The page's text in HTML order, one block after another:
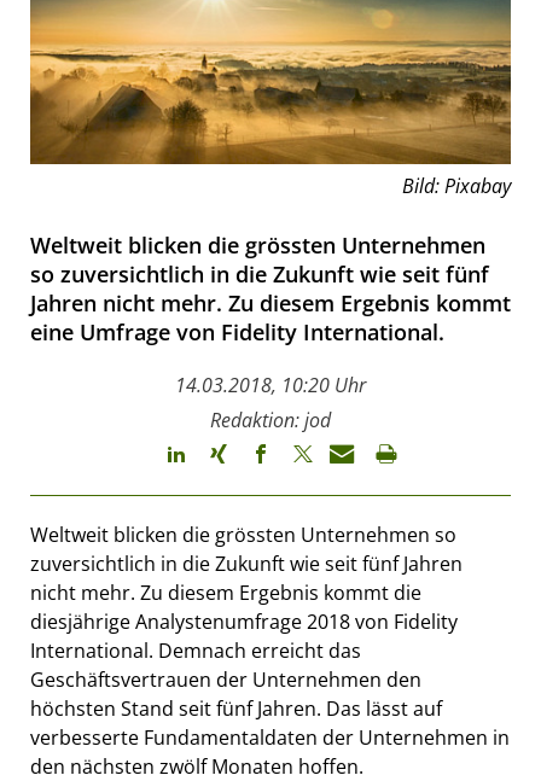
Bild: Pixabay
Weltweit blicken die grössten Unternehmen
so zuversichtlich in die Zukunft wie seit fünf
Jahren nicht mehr. Zu diesem Ergebnis kommt
eine Umfrage von Fidelity International.
14.03.2018, 10:20 Uhr
Redaktion: jod
Weltweit blicken die grössten Unternehmen so
zuversichtlich in die Zukunft wie seit fünf Jahren
nicht mehr. Zu diesem Ergebnis kommt die
diesjährige Analystenumfrage 2018 von Fidelity
International. Demnach erreicht das
Geschäftsvertrauen der Unternehmen den
höchsten Stand seit fünf Jahren. Das lässt auf
verbesserte Fundamentaldaten der Unternehmen in
den nächsten zwölf Monaten hoffen.